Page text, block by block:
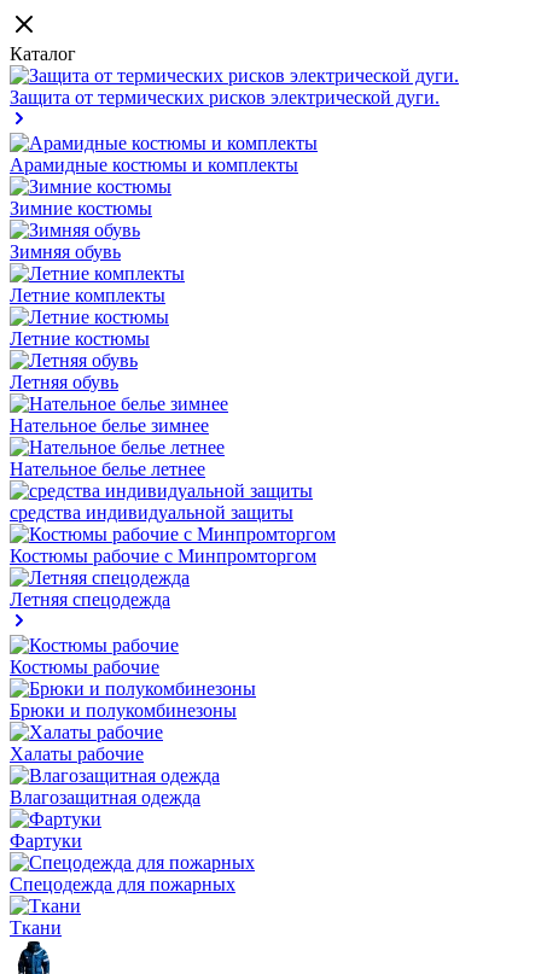
Каталог
Защита от термических рисков электрической дуги.
Арамидные костюмы и комплекты
Зимние костюмы
Зимняя обувь
Летние комплекты
Летние костюмы
Летняя обувь
Нательное белье зимнее
Нательное белье летнее
средства индивидуальной защиты
Костюмы рабочие с Минпромторгом
Летняя спецодежда
Костюмы рабочие
Брюки и полукомбинезоны
Халаты рабочие
Влагозащитная одежда
Фартуки
Спецодежда для пожарных
Ткани